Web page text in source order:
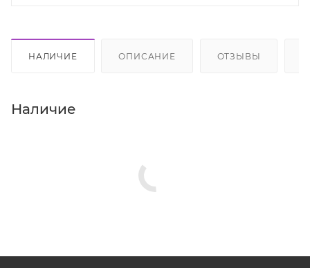
НАЛИЧИЕ ОПИСАНИЕ ОТЗЫВЫ
Наличие